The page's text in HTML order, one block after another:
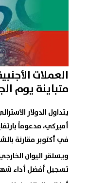
العملات
متباينة يوم
في أكتوبر مقارنة
تسجيل أفضل أداء